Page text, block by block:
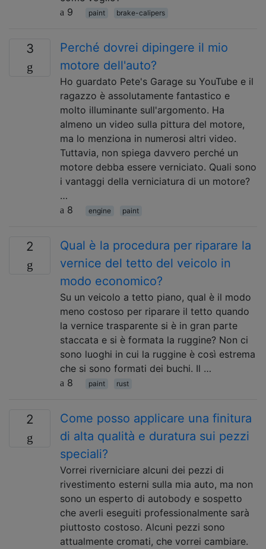
9
paint brake-calipers
3
Perché dovrei dipingere il mio
motore dell'auto?
Ho guardato Pete's Garage su YouTube e il
ragazzo è assolutamente fantastico e
molto illuminante sull'argomento. Ha
almeno un video sulla pittura del motore,
ma lo menziona in numerosi altri video.
Tuttavia, non spiega davvero perché un
motore debba essere verniciato. Quali sono
i vantaggi della verniciatura di un motore?
…
8
engine paint
2
Qual è la procedura per riparare la
vernice del tetto del veicolo in
modo economico?
Su un veicolo a tetto piano, qual è il modo
meno costoso per riparare il tetto quando
la vernice trasparente si è in gran parte
staccata e si è formata la ruggine? Non ci
sono luoghi in cui la ruggine è così estrema
che si sono formati dei buchi. Il …
8
paint rust
2
Come posso applicare una finitura
di alta qualità e duratura sui pezzi
speciali?
Vorrei riverniciare alcuni dei pezzi di
rivestimento esterni sulla mia auto, ma non
sono un esperto di autobody e sospetto
che averli eseguiti professionalmente sarà
piuttosto costoso. Alcuni pezzi sono
attualmente cromati, che vorrei cambiare.